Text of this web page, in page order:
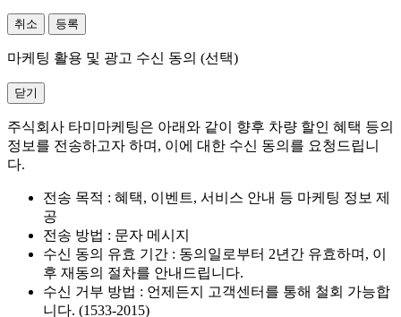
취소 등록
마케팅 활용 및 광고 수신 동의 (선택)
닫기
주식회사 타미마케팅은 아래와 같이 향후 차량 할인 혜택 등의
정보를 전송하고자 하며, 이에 대한 수신 동의를 요청드립니
다.
전송 목적 : 혜택, 이벤트, 서비스 안내 등 마케팅 정보 제
공
전송 방법 : 문자 메시지
수신 동의 유효 기간 : 동의일로부터 2년간 유효하며, 이
후 재동의 절차를 안내드립니다.
수신 거부 방법 : 언제든지 고객센터를 통해 철회 가능합
니다. (1533-2015)